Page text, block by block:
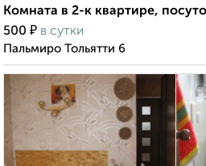
Комната в 2-к квартире,
500 ₽ в сутки
Пальмиро Тольятти 6